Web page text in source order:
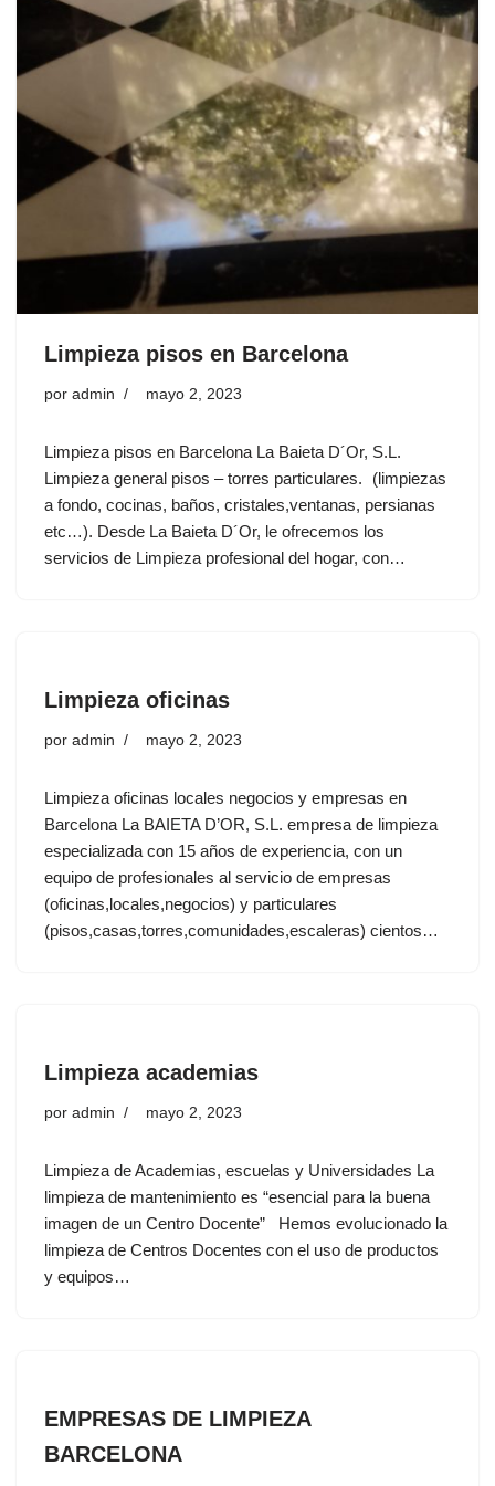
Limpieza pisos en Barcelona
por admin mayo 2, 2023
Limpieza pisos en Barcelona La Baieta D´Or, S.L.
Limpieza general pisos – torres particulares. (limpiezas
a fondo, cocinas, baños, cristales,ventanas, persianas
etc…). Desde La Baieta D´Or, le ofrecemos los
servicios de Limpieza profesional del hogar, con…
Limpieza oficinas
por admin mayo 2, 2023
Limpieza oficinas locales negocios y empresas en
Barcelona La BAIETA D’OR, S.L. empresa de limpieza
especializada con 15 años de experiencia, con un
equipo de profesionales al servicio de empresas
(oficinas,locales,negocios) y particulares
(pisos,casas,torres,comunidades,escaleras) cientos…
Limpieza academias
por admin mayo 2, 2023
Limpieza de Academias, escuelas y Universidades La
limpieza de mantenimiento es “esencial para la buena
imagen de un Centro Docente” Hemos evolucionado la
limpieza de Centros Docentes con el uso de productos
y equipos…
EMPRESAS DE LIMPIEZA
BARCELONA